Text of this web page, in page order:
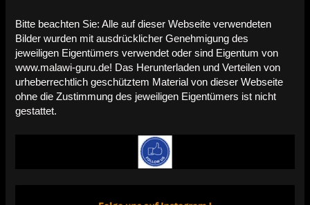
Bitte beachten Sie: Alle auf dieser Webseite verwendeten
Bilder wurden mit ausdrücklicher Genehmigung des
jeweiligen Eigentümers verwendet oder sind Eigentum von
www.malawi-guru.de! Das Herunterladen und Verteilen von
urheberrechtlich geschütztem Material von dieser Webseite
ohne die Zustimmung des jeweiligen Eigentümers ist nicht
gestattet.